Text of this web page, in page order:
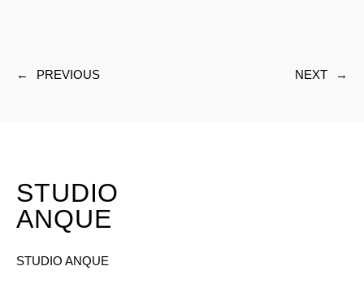
← PREVIOUS →
NEXT
STUDIO
ANQUE
STUDIO ANQUE